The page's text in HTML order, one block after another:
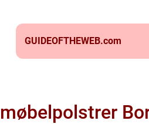
GUIDEOFTHEWEB.com
møbelpolstrer